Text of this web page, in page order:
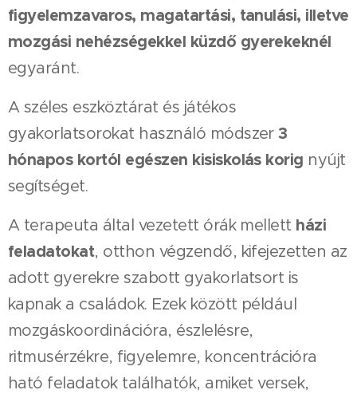
figyelemzavaros, magatartási, tanulási, illetve
mozgási nehézségekkel küzdő gyerekeknél
egyaránt.
A széles eszköztárat és játékos
gyakorlatsorokat használó módszer3
hónapos kortól egészen kisiskolás korig nyújt
segítséget.
A terapeuta által vezetett órák mellett házi
feladatokat, otthon végzendő, kifejezetten az
adott gyerekre szabott gyakorlatsort is
kapnak a családok. Ezek között például
mozgáskoordinációra, észlelésre,
ritmusérzékre, figyelemre, koncentrációra
ható feladatok találhatók, amiket versek,